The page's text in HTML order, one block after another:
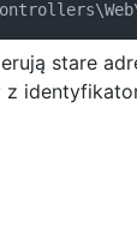
stare